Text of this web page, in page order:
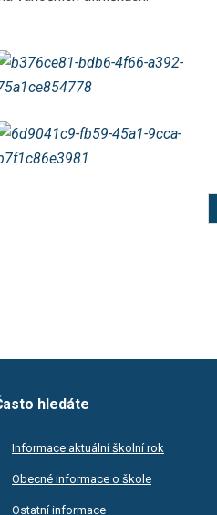
hledáte
Informace aktuální školní rok
Obecné informace o škole
Ostatní informace